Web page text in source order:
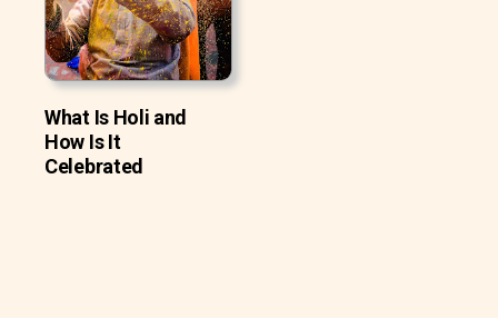
What Is Holi and
How Is It
Celebrated